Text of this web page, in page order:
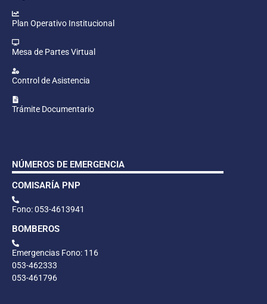
Plan Operativo Institucional
Mesa de Partes Virtual
Control de Asistencia
Trámite Documentario
NÚMEROS DE EMERGENCIA
COMISARÍA PNP
Fono: 053-4613941
BOMBEROS
Emergencias Fono: 116
053-462333
053-461796